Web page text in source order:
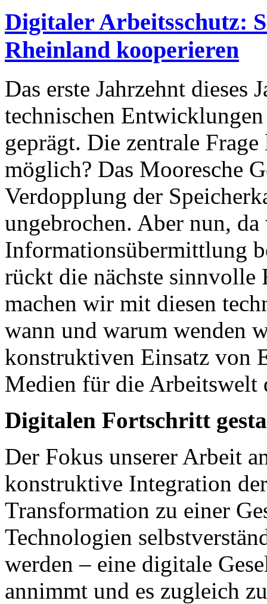
Digitaler Arbeitsschutz:
Rheinland kooperieren
Das erste Jahrzehnt dieses
technischen
geprägt. Die zentrale
möglich? Das Mooresche
Verdopplung der
ungebrochen. Aber nun,
Informationsübermittlung
rückt die nächste
machen wir mit diesen
wann und warum wenden
konstruktiven Einsatz von
Medien für die Arbeitswelt
Digitalen Fortschritt
Der Fokus unserer Arbeit
konstruktive Integration
Transformation zu einer
Technologien
werden – eine digitale
annimmt und es zugleich